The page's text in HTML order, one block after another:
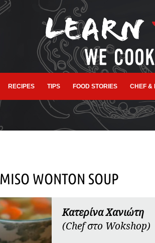
RECIPES TIPS FOOD STORIES CHEF &
MISO WONTON SOUP
Κατερίνα Χανιώτη
(Chef στο Wokshop)